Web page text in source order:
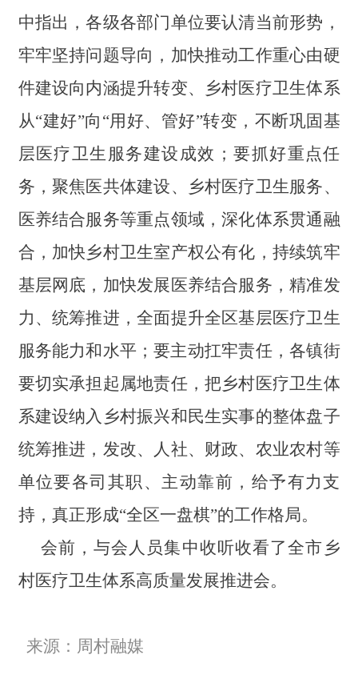
中指出，各级各部门单位要认清当前形势，
牢牢坚持问题导向，加快推动工作重心由硬
件建设向内涵提升转变、乡村医疗卫生体系
从“建好”向“用好、管好”转变，不断巩固基
层医疗卫生服务建设成效；要抓好重点任
务，聚焦医共体建设、乡村医疗卫生服务、
医养结合服务等重点领域，深化体系贯通融
合，加快乡村卫生室产权公有化，持续筑牢
基层网底，加快发展医养结合服务，精准发
力、统筹推进，全面提升全区基层医疗卫生
服务能力和水平；要主动扛牢责任，各镇街
要切实承担起属地责任，把乡村医疗卫生体
系建设纳入乡村振兴和民生实事的整体盘子
统筹推进，发改、人社、财政、农业农村等
单位要各司其职、主动靠前，给予有力支
持，真正形成“全区一盘棋”的工作格局。
会前，与会人员集中收听收看了全市乡
村医疗卫生体系高质量发展推进会。
来源：周村融媒